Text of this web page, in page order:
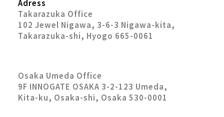
Adress
Takarazuka Office
102 Jewel Nigawa, 3-6-3 Nigawa-kita,
Takarazuka-shi, Hyogo 665-0061
Osaka Umeda Office
9F INNOGATE OSAKA 3-2-123 Umeda,
Kita-ku, Osaka-shi, Osaka 530-0001